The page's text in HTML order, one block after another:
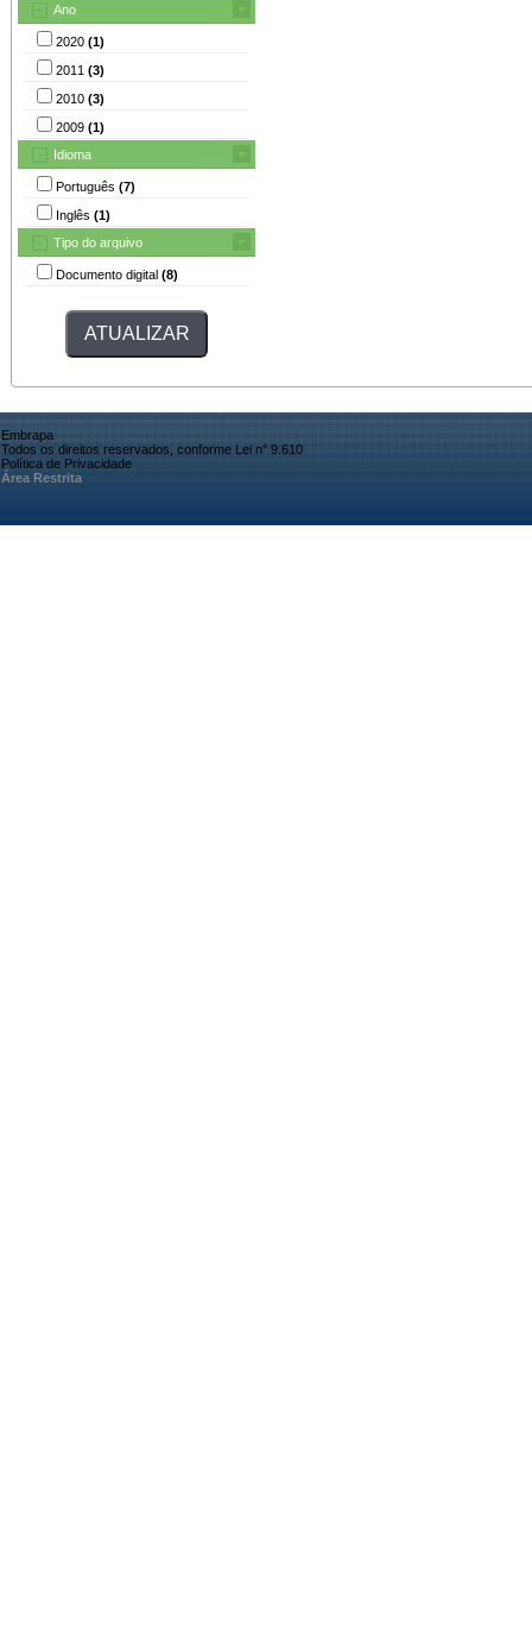
Ano
2020 (1)
2011 (3)
2010 (3)
2009 (1)
Idioma
Português (7)
Inglês (1)
Tipo do arquivo
Documento digital (8)
Embrapa
Todos os direitos reservados, conforme Lei n° 9.610
Política de Privacidade
Área Restrita